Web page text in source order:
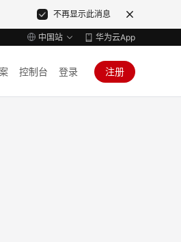
不再显示此消息
中国站 华为云App
控制台 登录 注册